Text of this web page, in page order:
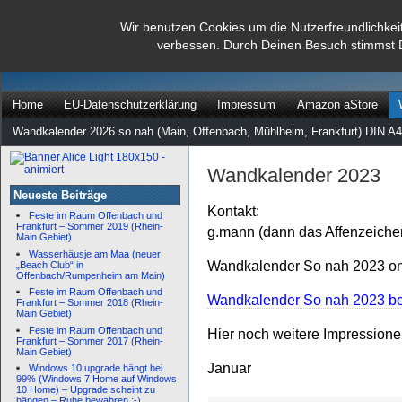
Wir benutzen Cookies um die
verbessen. Durch Deinen Besuch stimmst
dann rate mal
Home EU-Datenschutzerklärung Impressum Amazon aStore
Wandkalender 2026 so nah (Main, Offenbach, Mühlheim, Frankfurt) DIN
Neueste Beiträge
Feste im Raum Offenbach und
Frankfurt – Sommer 2019 (Rhein-
Main Gebiet)
Wasserhäusje am Maa (neuer
„Beach Club“ in
Offenbach/Rumpenheim am Main)
Feste im Raum Offenbach und
Frankfurt – Sommer 2018 (Rhein-
Main Gebiet)
Feste im Raum Offenbach und
Frankfurt – Sommer 2017 (Rhein-
Main Gebiet)
Windows 10 upgrade hängt bei
99% (Windows 7 Home auf Windows
10 Home) – Upgrade scheint zu
Wandkalender 2023
Kontakt:
g.mann (dann das
Wandkalender So nah 2023
Wandkalender So nah 2023
Hier noch weitere
Januar